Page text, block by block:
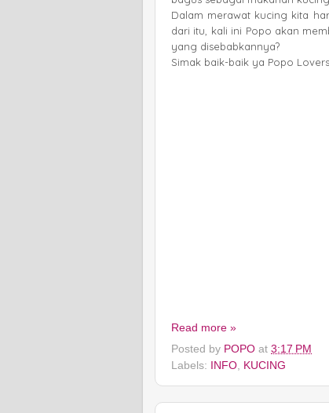
Dalam merawat kucing kita
dari itu, kali ini Popo akan
yang disebabkannya?
Simak baik-baik ya Popo
Read more »
Posted by POPO at 3:17 PM
Labels: INFO KUCING